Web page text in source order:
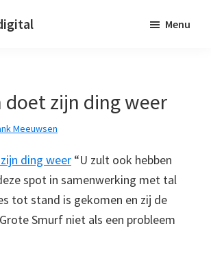
Menu
doet zijn ding weer
Meeuwsen
ding weer “U zult ook hebben
spot in samenwerking met tal
tot stand is gekomen en zij de
Smurf niet als een probleem